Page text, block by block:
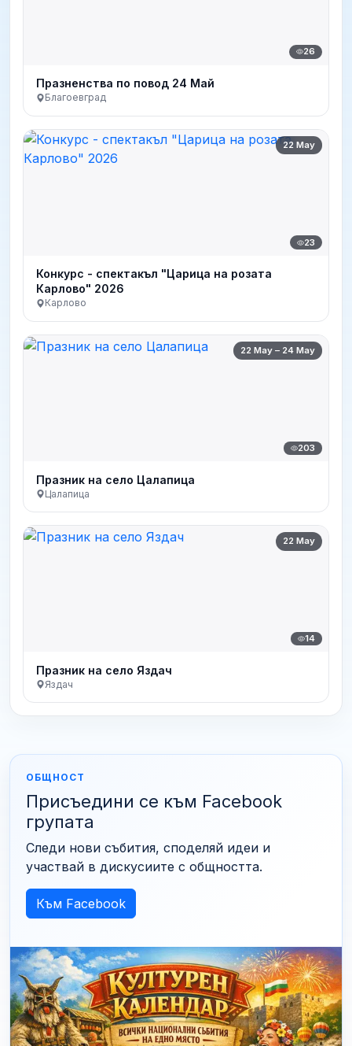
26
Празненства по повод 24 Май
Благоевград
22 May
23
Конкурс - спектакъл "Царица на розата
Карлово" 2026
Карлово
22 May – 24 May
203
Празник на село Цалапица
Цалапица
22 May
14
Празник на село Яздач
Яздач
ОБЩНОСТ
Присъедини се към Facebook
групата
Следи нови събития, споделяй идеи и
участвай в дискусиите с общността.
Към Facebook